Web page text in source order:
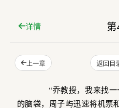
详情
上一章 返回目
“乔教授，我来找一
的脑袋，周子屿迅速将机票